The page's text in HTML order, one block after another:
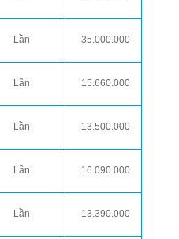
Lần 35.000.000
Lần 15.660.000
Lần 13.500.000
Lần 16.090.000
Lần 13.390.000